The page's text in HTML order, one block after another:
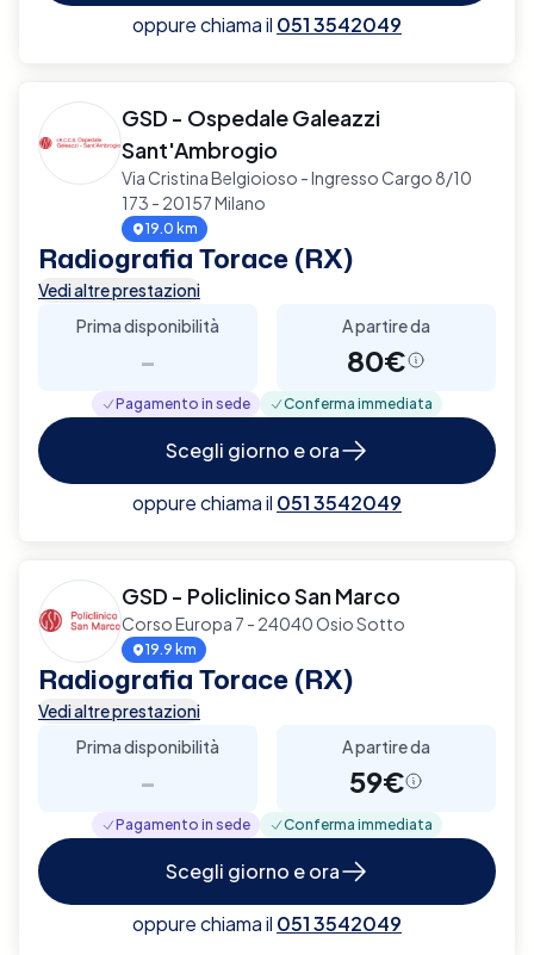
oppure chiama il 051 3542049
GSD - Ospedale Galeazzi
Sant'Ambrogio
Via Cristina Belgioioso - Ingresso Cargo 8/10
173 - 20157 Milano
19.0 km
Radiografia Torace (RX)
Vedi altre prestazioni
Prima disponibilità
-
A partire da
80€
Pagamento in sede Conferma immediata
Scegli giorno e ora
oppure chiama il 051 3542049
GSD - Policlinico San Marco
Corso Europa 7 - 24040 Osio Sotto
19.9 km
Radiografia Torace (RX)
Vedi altre prestazioni
Prima disponibilità
-
A partire da
59€
Pagamento in sede Conferma immediata
Scegli giorno e ora
oppure chiama il 051 3542049